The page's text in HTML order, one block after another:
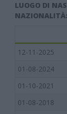
LUOGO DI
NAZIONALITÀ:
12-11-2025
01-08-2024
01-10-2021
01-08-2018